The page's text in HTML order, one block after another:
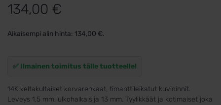
134,00 €
Aikaisempi alin hinta: 134,00 €.
✅ Ilmainen toimitus tälle tuotteelle!
14K keltakultaiset korvarenkaat, timanttileikatut kuvioinnit.
Leveys 1,5 mm, ulkohalkaisija 13 mm. Tyylikkäät ja kotimaiset joka